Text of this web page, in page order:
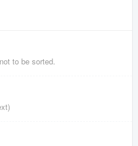
to be sorted.